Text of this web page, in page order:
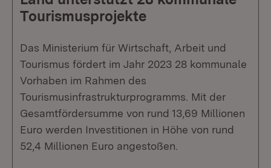
Tourismusprojekte
Das Ministerium für Wirtschaft, Arbeit und
Tourismus fördert im Jahr 2023 28 kommunale
Vorhaben im Rahmen des
Tourismusinfrastrukturprogramms. Mit der
Gesamtfördersumme von rund 13,69 Millionen
Euro werden Investitionen in Höhe von rund
52,4 Millionen Euro angestoßen.